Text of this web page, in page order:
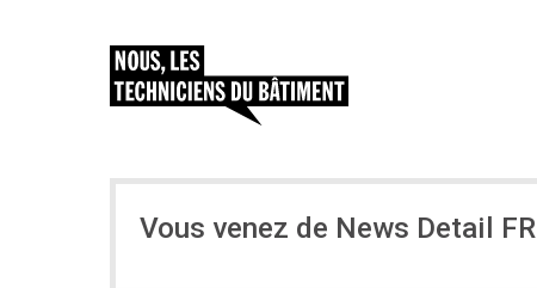
Vous venez de News Detail FR